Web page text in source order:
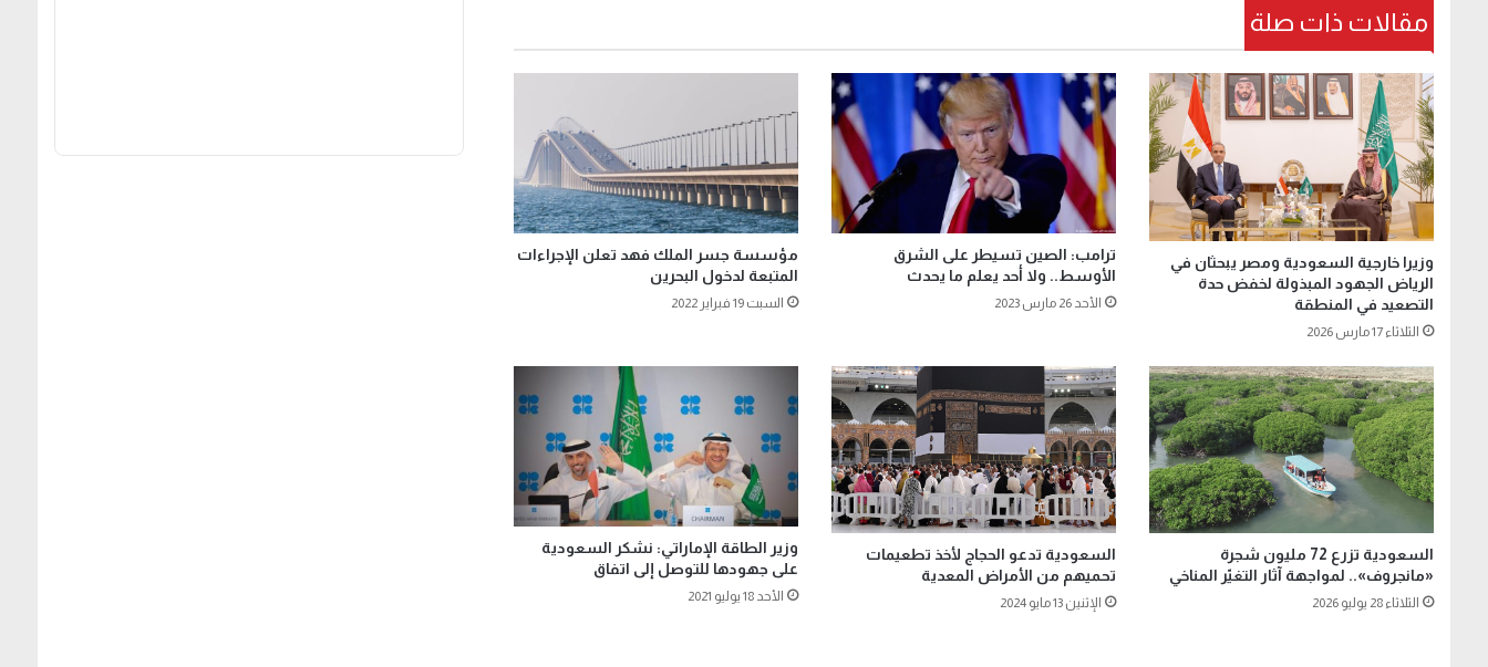
مقالات ذات صلة
وزيرا خارجية السعودية ومصر يبحثان في
الرياض الجهود المبذولة لخفض حدة
التصعيد في المنطقة
الثلاثاء 17 مارس 2026
ترامب: الصين تسيطر على الشرق
الأوسط.. ولا أحد يعلم ما يحدث
الأحد 26 مارس 2023
مؤسسة جسر الملك فهد تعلن الإجراءات
المتبعة لدخول البحرين
السبت 19 فبراير 2022
السعودية تزرع 72 مليون شجرة
«مانجروف».. لمواجهة آثار التغيّر المناخي
الثلاثاء 28 يوليو 2026
السعودية تدعو الحجاج لأخذ تطعيمات
تحميهم من الأمراض المعدية
الإثنين 13 مايو 2024
وزير الطاقة الإماراتي: نشكر السعودية
على جهودها للتوصل إلى اتفاق
الأحد 18 يوليو 2021